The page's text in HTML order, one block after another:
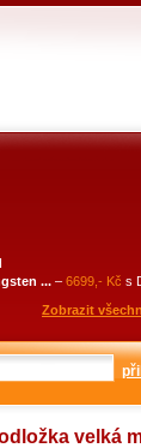
... – 6699,- Kč s
Zobrazit
velká